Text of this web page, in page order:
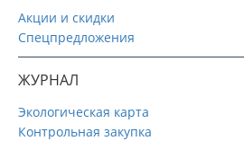
Акции и скидки
Спецпредложения
ЖУРНАЛ
Экологическая карта
Контрольная закупка